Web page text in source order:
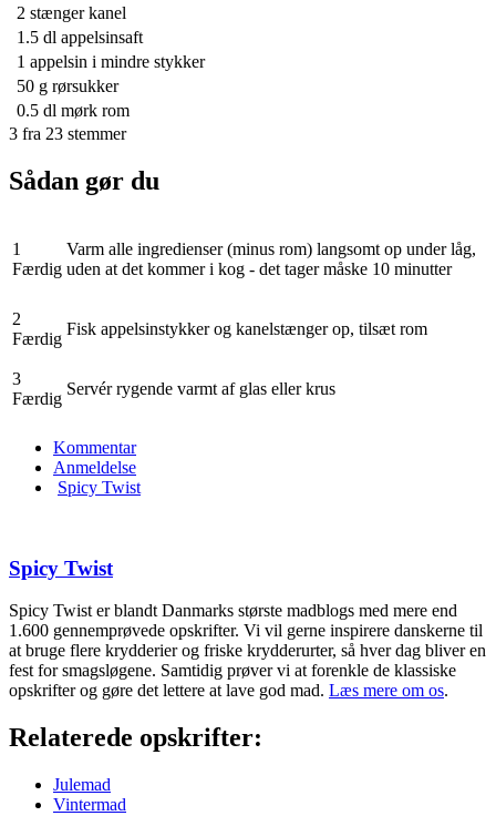
2 stænger kanel
1.5 dl appelsinsaft
1 appelsin i mindre stykker
50 g rørsukker
0.5 dl mørk rom
3 fra 23 stemmer
Sådan gør du
1
Færdig
Varm alle ingredienser (minus rom) langsomt op under låg,
uden at det kommer i kog - det tager måske 10 minutter
2
Færdig
Fisk appelsinstykker og kanelstænger op, tilsæt rom
3
Færdig
Servér rygende varmt af glas eller krus
Kommentar
Anmeldelse
Spicy Twist
Spicy Twist
Spicy Twist er blandt Danmarks største madblogs med mere end
1.600 gennemprøvede opskrifter. Vi vil gerne inspirere danskerne til
at bruge flere krydderier og friske krydderurter, så hver dag bliver en
fest for smagsløgene. Samtidig prøver vi at forenkle de klassiske
opskrifter og gøre det lettere at lave god mad. Læs mere om os.
Relaterede opskrifter:
Julemad
Vintermad